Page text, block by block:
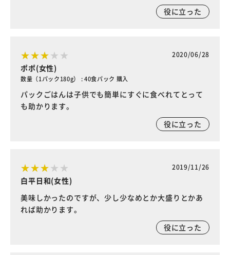
役に立った
2020/06/28
ポポ(女性)
数量（1パック180g） : 40食パック 購入
パックごはんは子供でも簡単にすぐに食べれてとって
も助かります。
役に立った
2019/11/26
白平日和(女性)
美味しかったのですが、少し少なめとか大盛りとかあ
れば助かります。
役に立った